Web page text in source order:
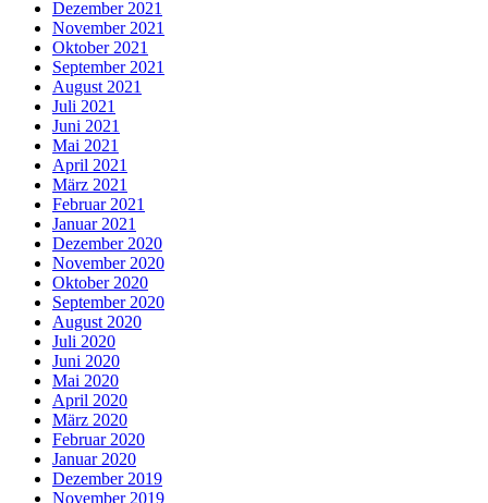
Dezember 2021
November 2021
Oktober 2021
September 2021
August 2021
Juli 2021
Juni 2021
Mai 2021
April 2021
März 2021
Februar 2021
Januar 2021
Dezember 2020
November 2020
Oktober 2020
September 2020
August 2020
Juli 2020
Juni 2020
Mai 2020
April 2020
März 2020
Februar 2020
Januar 2020
Dezember 2019
November 2019